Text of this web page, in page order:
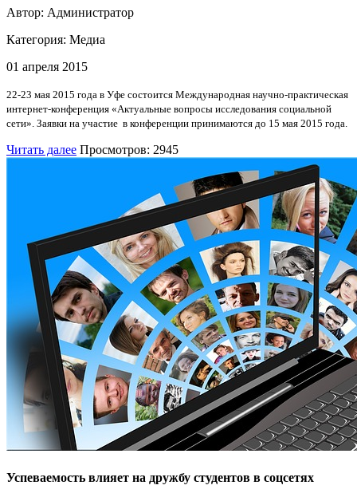
Автор: Администратор
Категория: Медиа
01 апреля 2015
22-23 мая 2015 года в Уфе состоится Международная научно-практическая
интернет-конференция «Актуальные вопросы исследования социальной
сети». Заявки на участие в конференции принимаются до 15 мая 2015 года.
Читать далее Просмотров: 2945
Успеваемость влияет на дружбу студентов в соцсетях